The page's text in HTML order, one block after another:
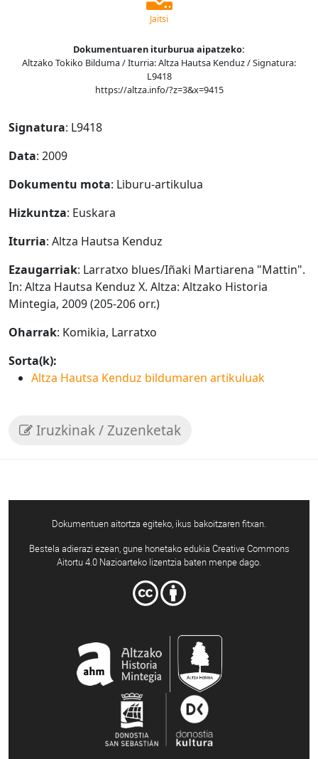
Jaitsi
Dokumentuaren iturburua aipatzeko:
Altzako Tokiko Bilduma / Iturria: Altza Hautsa Kenduz / Signatura:
L9418
https://altza.info/?z=3&x=9415
Signatura: L9418
Data: 2009
Dokumentu mota: Liburu-artikulua
Hizkuntza: Euskara
Iturria: Altza Hautsa Kenduz
Ezaugarriak: Larratxo blues/Iñaki Martiarena "Mattin".
In: Altza Hautsa Kenduz X. Altza: Altzako Historia
Mintegia, 2009 (205-206 orr.)
Oharrak: Komikia, Larratxo
Sorta(k):
Altza Hautsa Kenduz bildumaren artikuluak
Iruzkinak / Zuzenketak
Dokumentuen aitortza egiteko, ikus bakoitzaren fitxan.
Bestela adierazi ezean, gune honetako edukia Creative Commons
Aitortu 4.0 Nazioarteko lizentzia baten menpe dago.